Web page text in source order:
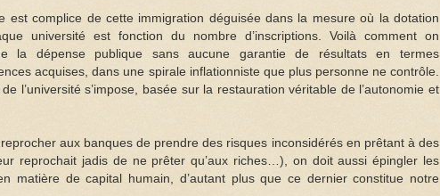
est complice de cette immigration déguisée dans la mesure où la dotation
université est fonction du nombre d’inscriptions. Voilà comment on
la dépense publique sans aucune garantie de résultats en termes
acquises, dans une spirale inflationniste que plus personne ne contrôle.
l’université s’impose, basée sur la restauration véritable de l’autonomie et
aux banques de prendre des risques inconsidérés en prêtant à des
reprochait jadis de ne prêter qu’aux riches…), on doit aussi épingler les
matière de capital humain, d’autant plus que ce dernier constitue notre